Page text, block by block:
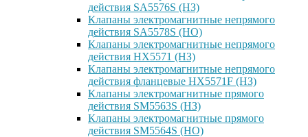
действия SA5576S (НЗ)
Клапаны электромагнитные непрямого
действия SA5578S (НО)
Клапаны электромагнитные непрямого
действия HX5571 (НЗ)
Клапаны электромагнитные непрямого
действия фланцевые HX5571F (НЗ)
Клапаны электромагнитные прямого
действия SM5563S (НЗ)
Клапаны электромагнитные прямого
действия SM5564S (НО)